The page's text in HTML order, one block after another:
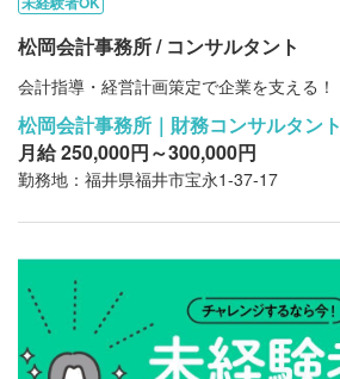
松岡会計事務所 / コンサルタント
会計指導・経営計画策定で企業を支える！
松岡会計事務所｜財務コンサルタント
月給 250,000円～300,000円
勤務地：福井県福井市宝永1-37-17